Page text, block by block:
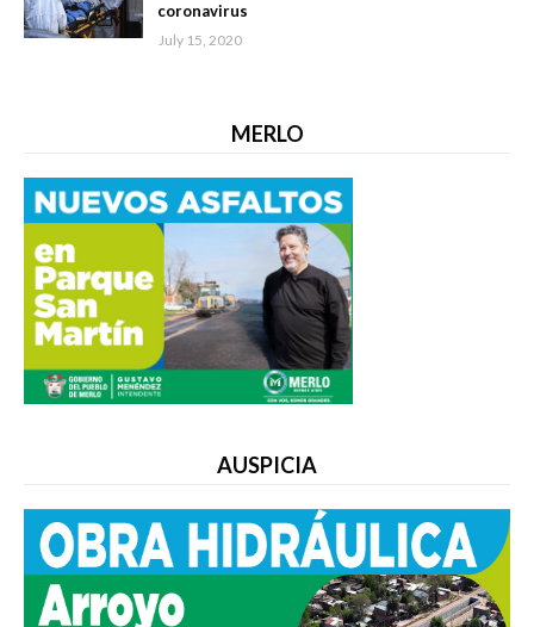
coronavirus
July 15, 2020
MERLO
AUSPICIA